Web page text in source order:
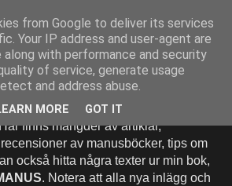
Filmmanus -
runt 500 (!) inlägg med fokus på hur
finns mängder av artiklar,
av manusböcker, tips om
också hitta några texter ur min bok,
. Notera att alla nya inlägg och
from Google to deliver its services
Your IP address and user-agent are
along with performance and security
of service, generate usage
and address abuse.
MORE GOT IT